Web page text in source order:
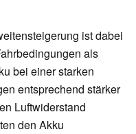
ist dabei
als
bei einer starken
entsprechend stärker
Luftwiderstand
den Akku